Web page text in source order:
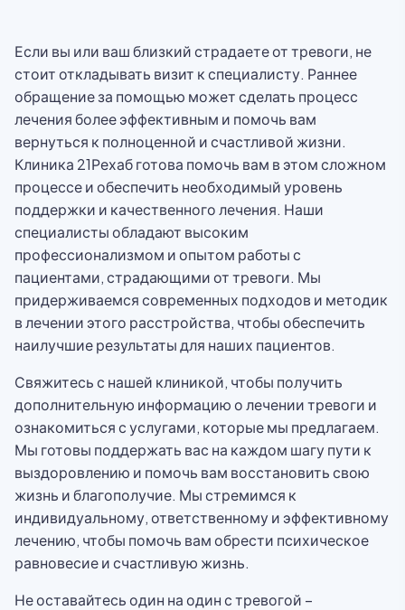
Если вы или ваш близкий страдаете от тревоги, не
стоит откладывать визит к специалисту. Раннее
обращение за помощью может сделать процесс
лечения более эффективным и помочь вам
вернуться к полноценной и счастливой жизни.
Клиника 21Рехаб готова помочь вам в этом сложном
процессе и обеспечить необходимый уровень
поддержки и качественного лечения. Наши
специалисты обладают высоким
профессионализмом и опытом работы с
пациентами, страдающими от тревоги. Мы
придерживаемся современных подходов и методик
в лечении этого расстройства, чтобы обеспечить
наилучшие результаты для наших пациентов.
Свяжитесь с нашей клиникой, чтобы получить
дополнительную информацию о лечении тревоги и
ознакомиться с услугами, которые мы предлагаем.
Мы готовы поддержать вас на каждом шагу пути к
выздоровлению и помочь вам восстановить свою
жизнь и благополучие. Мы стремимся к
индивидуальному, ответственному и эффективному
лечению, чтобы помочь вам обрести психическое
равновесие и счастливую жизнь.
Не оставайтесь один на один с тревогой –